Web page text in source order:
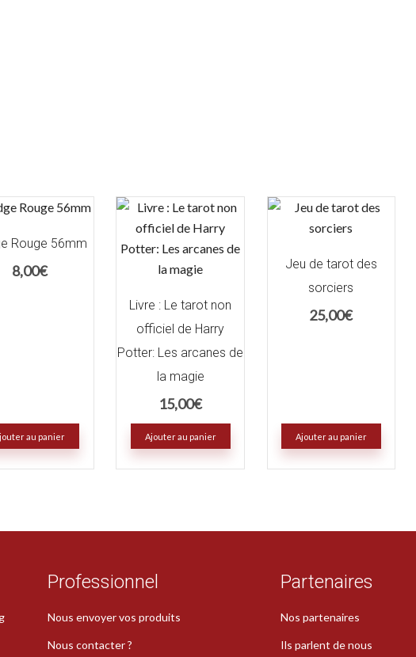
Rouge 56mm
8,00€
au panier
Livre : Le tarot non
officiel de Harry
Potter: Les arcanes de
la magie
15,00€
Ajouter au panier
Jeu de tarot des
sorciers
25,00€
Ajouter au panier
Professionnel
Nous envoyer vos produits
Nous contacter ?
Partenaires
Nos partenaires
Ils parlent de nous